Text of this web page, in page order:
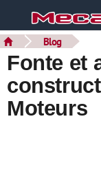
Blog
Fonte et
Moteurs